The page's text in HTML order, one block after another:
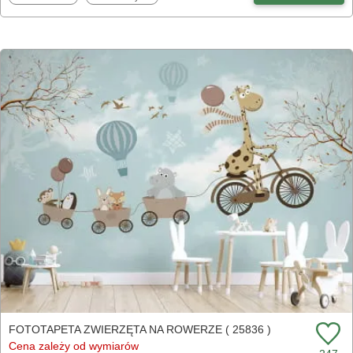
FOTOTAPETA ZWIERZĘTA NA ROWERZE ( 25836 )
Cena zależy od wymiarów